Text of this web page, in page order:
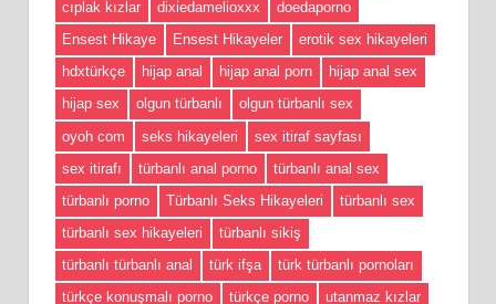
cıplak kızlar
dixiedamelioxxx
doedaporno
Ensest Hikaye
Ensest Hikayeler
erotik sex hikayeleri
hdxtürkçe
hijap anal hijap anal porn
hijap anal sex
hijap sex
olgun türbanlı
olgun türbanlı sex
oyoh com
seks hikayeleri
sex itiraf sayfası
sex itirafı
türbanlı anal porno
türbanlı anal sex
türbanlı porno
Türbanlı Seks Hikayeleri
türbanlı sex
türbanlı sex hikayeleri
türbanlı sikiş
türbanlı türbanlı anal
türk ifşa
türk türbanlı pornoları
türkçe konuşmalı porno
türkçe porno utanmaz kızlar